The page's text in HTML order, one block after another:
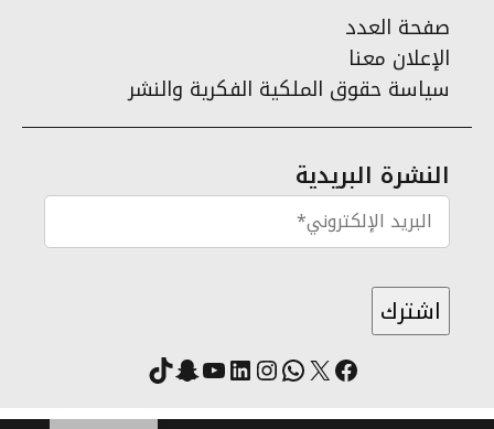
صفحة العدد
الإعلان معنا
سياسة حقوق الملكية الفكرية والنشر
النشرة البريدية
فيسبوك
X واتساب
انستقرام
لينكد إنيوتيوب
سناب شات
تيك توك